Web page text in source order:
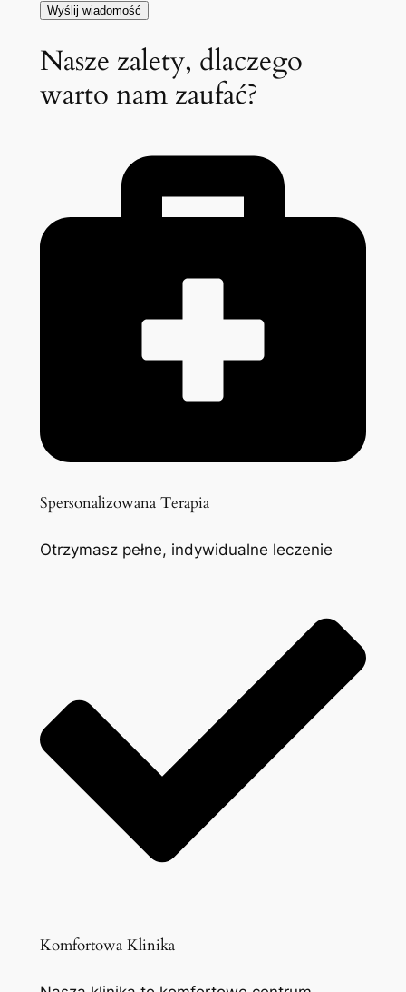
Nasze zalety, dlaczego
warto nam zaufać?
Spersonalizowana Terapia
Otrzymasz pełne, indywidualne leczenie
Komfortowa Klinika